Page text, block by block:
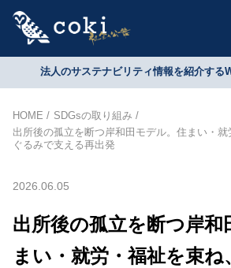
法人のサステナビリティ情報を紹介する
HOME
SDGsの取り組み
出所後の孤立を断つ岸和田モデル。住まい・
ぐるみで支える再出発
2026.06.05
出所後の孤立を断つ岸和
まい・就労・福祉を束ね